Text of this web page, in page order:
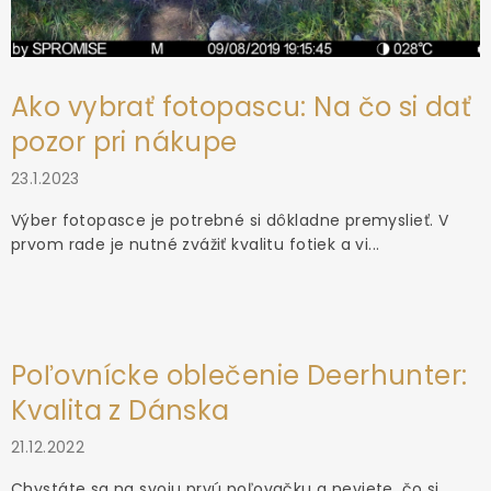
Ako vybrať fotopascu: Na čo si dať
pozor pri nákupe
23.1.2023
Výber fotopasce je potrebné si dôkladne premyslieť. V
prvom rade je nutné zvážiť kvalitu fotiek a vi...
Poľovnícke oblečenie Deerhunter:
Kvalita z Dánska
21.12.2022